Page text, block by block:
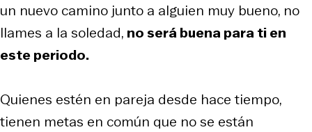
un nuevo camino junto a alguien muy bueno, no
llames a la soledad, no será buena para ti en
este periodo.
Quienes estén en pareja desde hace tiempo,
tienen metas en común que no se están